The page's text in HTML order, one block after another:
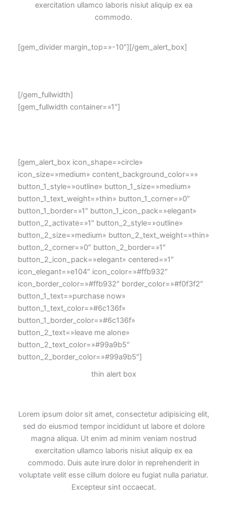
exercitation ullamco laboris nisiut aliquip ex ea
commodo.
[gem_divider margin_top=»-10″][/gem_alert_box]
[/gem_fullwidth]
[gem_fullwidth container=»1″]
[gem_alert_box icon_shape=»circle»
icon_size=»medium» content_background_color=»»
button_1_style=»outline» button_1_size=»medium»
button_1_text_weight=»thin» button_1_corner=»0″
button_1_border=»1″ button_1_icon_pack=»elegant»
button_2_activate=»1″ button_2_style=»outline»
button_2_size=»medium» button_2_text_weight=»thin»
button_2_corner=»0″ button_2_border=»1″
button_2_icon_pack=»elegant» centered=»1″
icon_elegant=»e104″ icon_color=»#ffb932″
icon_border_color=»#ffb932″ border_color=»#f0f3f2″
button_1_text=»purchase now»
button_1_text_color=»#6c136f»
button_1_border_color=»#6c136f»
button_2_text=»leave me alone»
button_2_text_color=»#99a9b5″
button_2_border_color=»#99a9b5″]
thin alert box
Lorem ipsum dolor sit amet, consectetur adipisicing elit,
sed do eiusmod tempor incididunt ut labore et dolore
magna aliqua. Ut enim ad minim veniam nostrud
exercitation ullamco laboris nisiut aliquip ex ea
commodo. Duis aute irure dolor in reprehenderit in
voluptate velit esse cillum dolore eu fugiat nulla pariatur.
Excepteur sint occaecat.